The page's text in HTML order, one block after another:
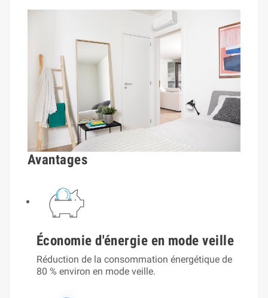
Avantages
Économie d'énergie en mode veille
Réduction de la consommation énergétique de
80 % environ en mode veille.